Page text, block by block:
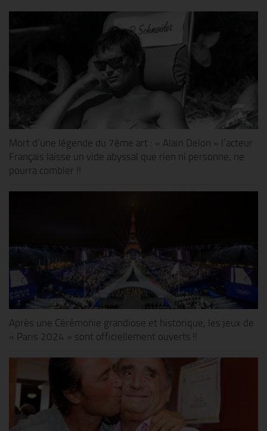
Mort d’une légende du 7ème art : « Alain Delon » l’acteur
Français laisse un vide abyssal que rien ni personne, ne
pourra combler !!
Après une Cérémonie grandiose et historique, les jeux de
« Paris 2024 » sont officiellement ouverts !!